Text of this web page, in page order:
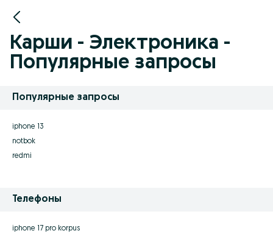
Карши - Электроника -
Популярные запросы
Популярные запросы
iphone 13
notbok
redmi
Телефоны
iphone 17 pro korpus